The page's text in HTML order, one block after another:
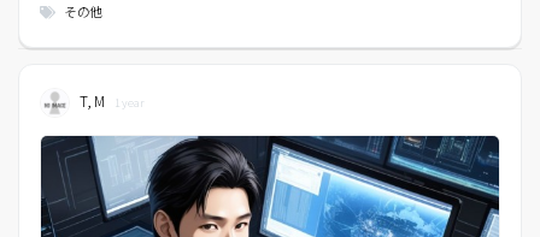
その他
T, M 1 year